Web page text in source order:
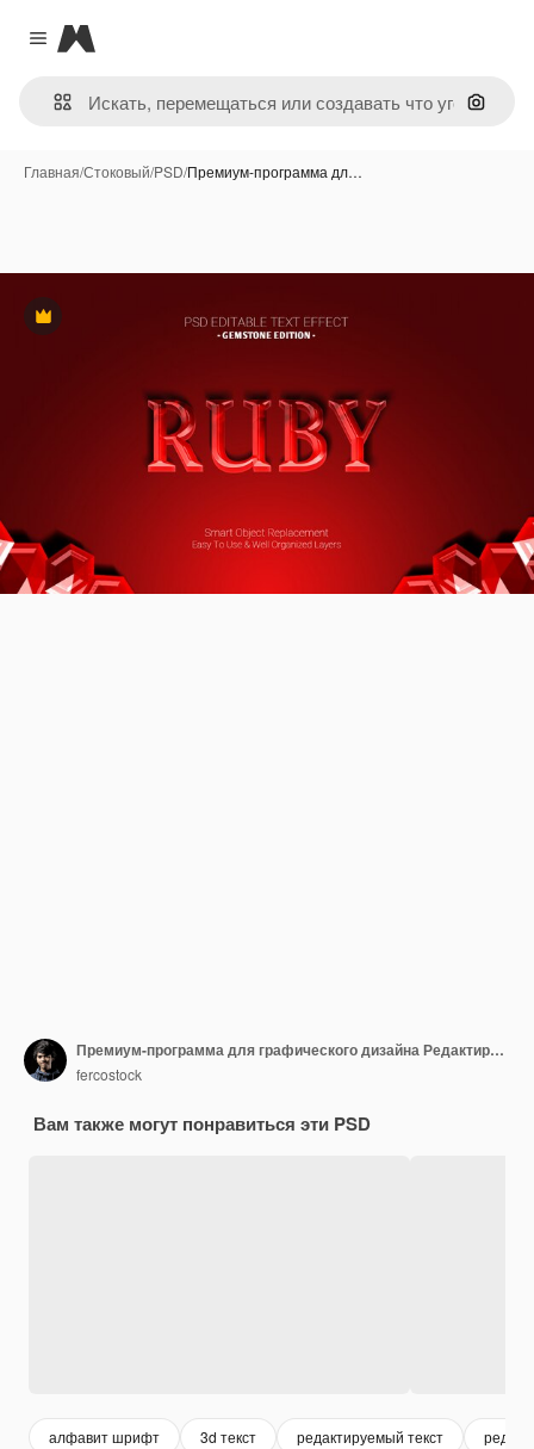
Close menu
Magnific
Поиск
Главная/Стоковый/PSD/Премиум-программа дл…
Премиум
Премиум-программа для графического дизайна Редактируемый эффект 3D-текста в Gemstone Edition Red Maroon Ruby Shiny Design
fercostock
Вам также могут понравиться эти PSD
алфавит шрифт 3d текст редактируемый текст